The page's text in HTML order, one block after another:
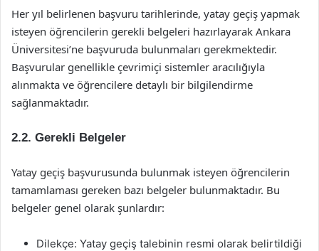
Her yıl belirlenen başvuru tarihlerinde, yatay geçiş yapmak
isteyen öğrencilerin gerekli belgeleri hazırlayarak Ankara
Üniversitesi’ne başvuruda bulunmaları gerekmektedir.
Başvurular genellikle çevrimiçi sistemler aracılığıyla
alınmakta ve öğrencilere detaylı bir bilgilendirme
sağlanmaktadır.
2.2. Gerekli Belgeler
Yatay geçiş başvurusunda bulunmak isteyen öğrencilerin
tamamlaması gereken bazı belgeler bulunmaktadır. Bu
belgeler genel olarak şunlardır:
Dilekçe: Yatay geçiş talebinin resmi olarak belirtildiği